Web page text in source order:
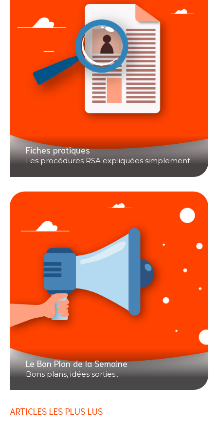
Fiches pratiques
Les procédures RSA expliquées simplement
Le Bon Plan de la Semaine
Bons plans, idées sorties...
ARTICLES LES PLUS LUS